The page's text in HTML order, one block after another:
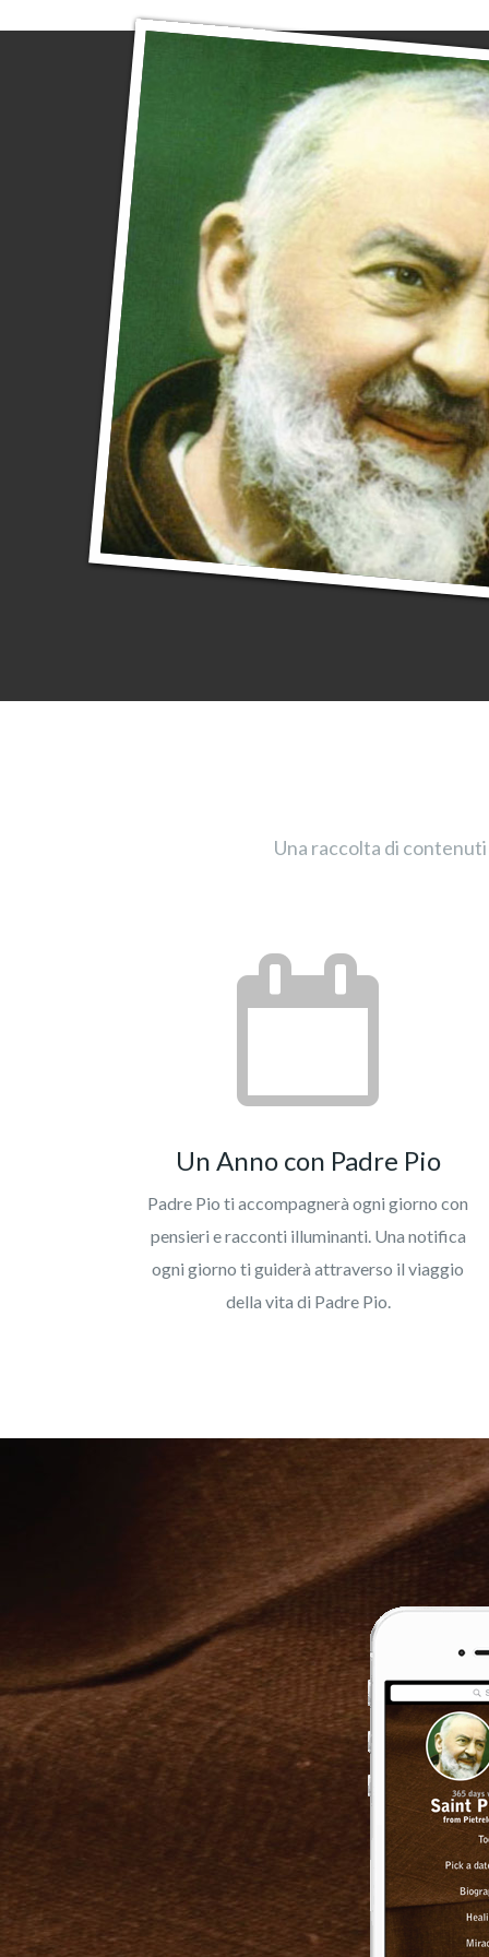
Una raccolta di
Un Anno con Padre Pio
Padre Pio ti accompagnerà ogni giorno con
pensieri e racconti illuminanti. Una notifica
ogni giorno ti guiderà attraverso il viaggio
della vita di Padre Pio.